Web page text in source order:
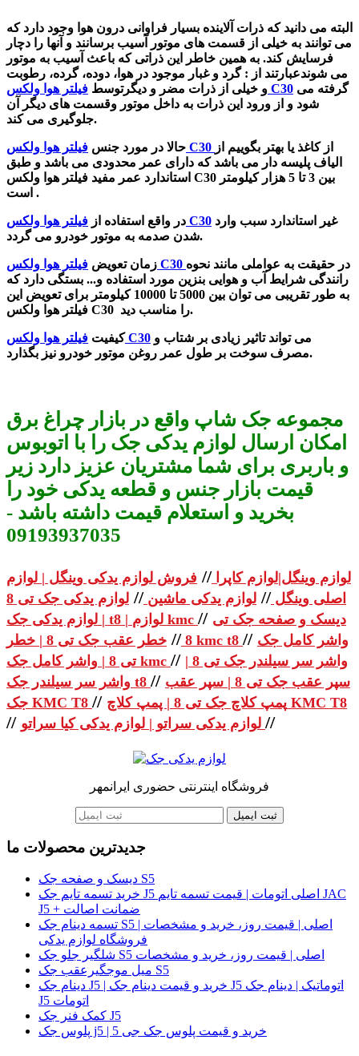
البته می دانید که ذرات آلاینده بسیار فراوانی درون هوا وجود دارد که
می توانند به خیلی از قسمت های موتور آسیب برسانند و آنها را دچار
فرسایش کند. به همین خاطر این ذراتی که باعث آسیب به موتور
می شوندعبارتند از : گرد و غبار موجود در هوا، دوده، گرده، رطوبت
و خیلی از ذرات مضر و دیگرتوسط فیلتر هوا ولکس C30
شود و از ورود این ذرات به داخل موتور وقسمت های دیگر آن
جلوگیری می کند.
حالا در مورد جنس فیلتر هوا ولکس C30 از کاغذ یا بهتر بگوییم از
الیاف پلیسه دار می باشد که دارای عمر محدودی می باشد و طبق
استاندارد عمر مفید فیلتر هوا ولکس C30 بین 3 تا 5 هزار کیلومتر
است .
در واقع استفاده از فیلتر هوا ولکس C30
شدن صدمه به موتور خودرو می گردد.
زمان تعویض فیلتر هوا ولکس C30 در حقیقت به عواملی مانند نحوه
رانندگی شرایط آب و هوایی بنزین مورد استفاده و... بستگی دارد که
به طور تقریبی می توان بین 5000 تا 10000 کیلومتر برای تعویض این
فیلتر هوا ولکس C30 را مناسب دید.
کیفیتفیلتر هوا ولکس C30 می تواند تاثیر زیادی بر شتاب و
مصرف سوخت بر طول عمر روغن موتور خودرو نیز بگذارد.
مجموعه جک شاپ واقع در بازار چراغ برق
امکان ارسال لوازم یدکی جک را با اتوبوس
و باربری برای شما مشتریان عزیز دارد زیر
قیمت بازار جنس و قطعه یدکی خود را
بخرید و استعلام قیمت داشته باشد -
09193937035
لوازم وینگل|لوازم کاپرا // فروش لوازم یدکی وینگل | لوازم
اصلی وینگل // لوازم یدکی ماشین //
لوازم یدکی جک تی 8
| لوازم یدکی جک t8 | لوازم kmc // دیسک و صفحه جک تی
8
// خطر عقب جک تی 8 | خطر kmc t8 // واشر کامل جک
تی 8 | واشر کامل جک kmc // واشر سر سیلندر جک تی 8 |
واشر سر سیلندر جک t8 // سپر عقب جک تی 8 | سپر عقب
جک KMC T8 // پمپ کلاچ جک تی 8 | پمپ کلاچ KMC T8
// //
فروشگاه اینترنتی حضوری ایرانمهر
ثبت ایمیل
جدیدترین محصولات ما
دیسک و صفحه جک S5
خرید تسمه تایم جک J5 اصلی اتومات | قیمت تسمه تایم JAC
J5 + ضمانت اصالت
تسمه دینام جک S5 اصلی | قیمت روز، خرید و مشخصات |
فروشگاه لوازم یدکی
شلگیر جلو جک S5 اصلی | قیمت روز، خرید و مشخصات
میل موجگیرعقب جک S5
دینام جک J5 | خرید و قیمت دینام جک J5 اتوماتیک | دینام جک
J5 اتومات
کمک فنر جک J5
پلوس جک j5 | خرید و قیمت پلوس جک جی 5